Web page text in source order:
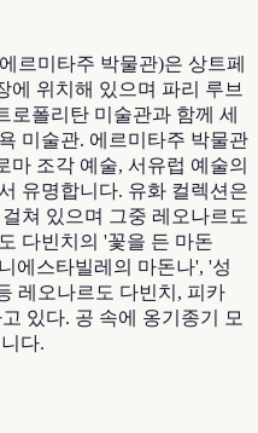
르미타주 박물관)은 상트페
에 위치해 있으며 파리 루브
로폴리탄 미술관과 함께 세
미술관. 에르미타주 박물관
마 조각 예술, 서유럽 예술의
유명합니다. 유화 컬렉션은
쳐 있으며 그중 레오나르도
다빈치의 '꽃을 든 마돈
에스타빌레의 마돈나', '성
레오나르도 다빈치, 피카
있다. 공 속에 옹기종기 모
다.